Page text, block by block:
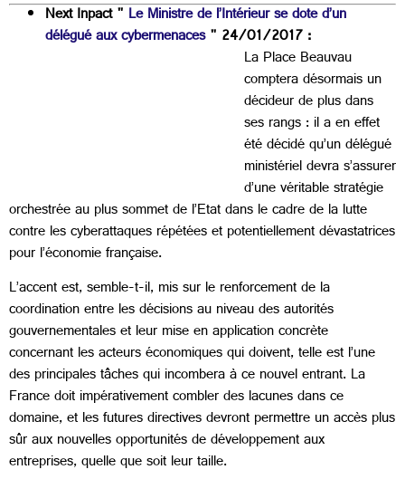
Next Inpact " Le Ministre de l’Intérieur se dote d’un
délégué aux cybermenaces" 24/01/2017 :
La Place Beauvau
comptera désormais un
décideur de plus dans
ses rangs : il a en effet
été décidé qu’un délégué
ministériel devra s’assurer
d’une véritable stratégie
orchestrée au plus sommet de l’Etat dans le cadre de la lutte
contre les cyberattaques répétées et potentiellement dévastatrices
pour l’économie française.
L’accent est, semble-t-il, mis sur le renforcement de la
coordination entre les décisions au niveau des autorités
gouvernementales et leur mise en application concrète
concernant les acteurs économiques qui doivent, telle est l’une
des principales tâches qui incombera à ce nouvel entrant. La
France doit impérativement combler des lacunes dans ce
domaine, et les futures directives devront permettre un accès plus
sûr aux nouvelles opportunités de développement aux
entreprises, quelle que soit leur taille.